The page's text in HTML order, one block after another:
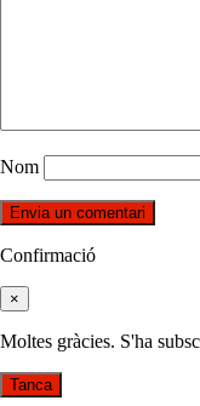
Nom
Confirmació
×
Moltes gràcies. S'ha
Tanca